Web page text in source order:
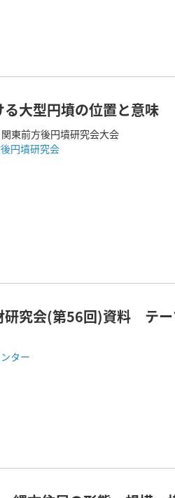
大型円墳の位置と意味
東前方後円墳研究会大会
円墳研究会
研究会(第56回)資料 テ
ター